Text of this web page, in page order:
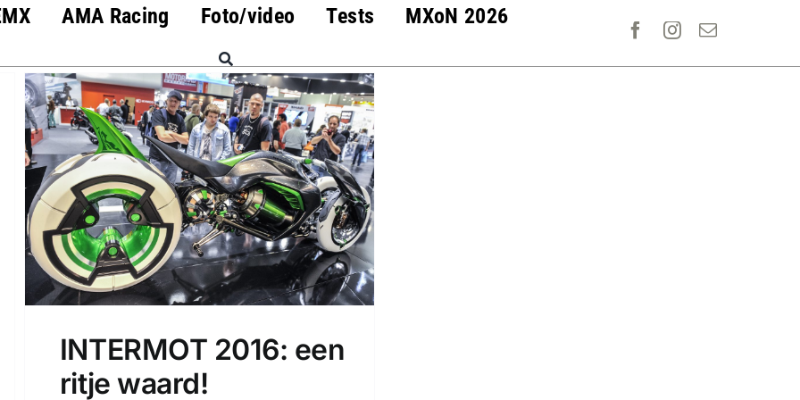
AMA Racing Foto/video Tests MXoN 2026
INTERMOT 2016: een
ritje waard!